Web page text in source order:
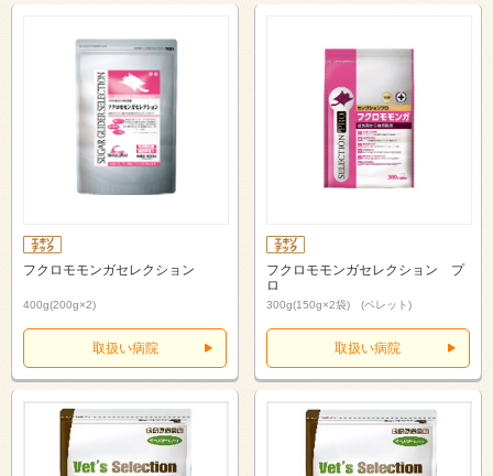
フクロモモンガセレクション
400g(200g×2)
取扱い病院
フクロモモンガセレクション プ
ロ
300g(150g×2袋) (ペレット)
取扱い病院